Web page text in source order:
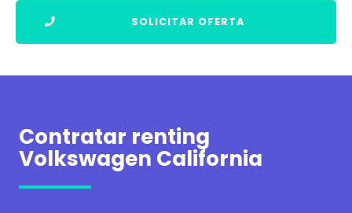
SOLICITAR OFERTA
Contratar renting
Volkswagen California